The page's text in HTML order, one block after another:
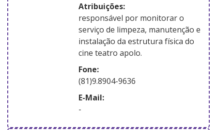
atribuições:
responsável por monitorar o
serviço de limpeza, manutenção e
instalação da estrutura física do
cine teatro apolo.
Fone:
(81)9.8904-9636
E-Mail:
-